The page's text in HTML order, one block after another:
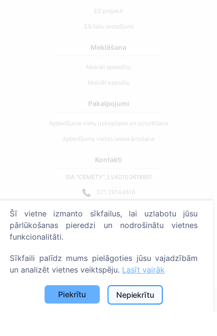
ES projekti
Sīkfailu iestatījumi
Meklēšana
Meklēt apbedīto
Meklēt kapsētu
Pakalpojumi
Apbedījuma vietu uzkopšana un uzturēšana
Apbedījuma vietas labiekārtošana
Kontakti
SIA "CEMETY", LV40103618951
371 29144816
Strādājam visā Latvijā!
Administratoriem
© 2013 - 2026 Cemety Visas tiesības aizsargātas
Privātuma politika un noteikumi.
Šī vietne izmanto sīkfailus, lai uzlabotu jūsu
pārlūkošanas pieredzi un nodrošinātu vietnes
funkcionalitāti.
Sīkfaili palīdz mums pielāgoties jūsu vajadzībām
un analizēt vietnes veiktspēju. Lasīt vairāk
Piekrītu Nepiekrītu